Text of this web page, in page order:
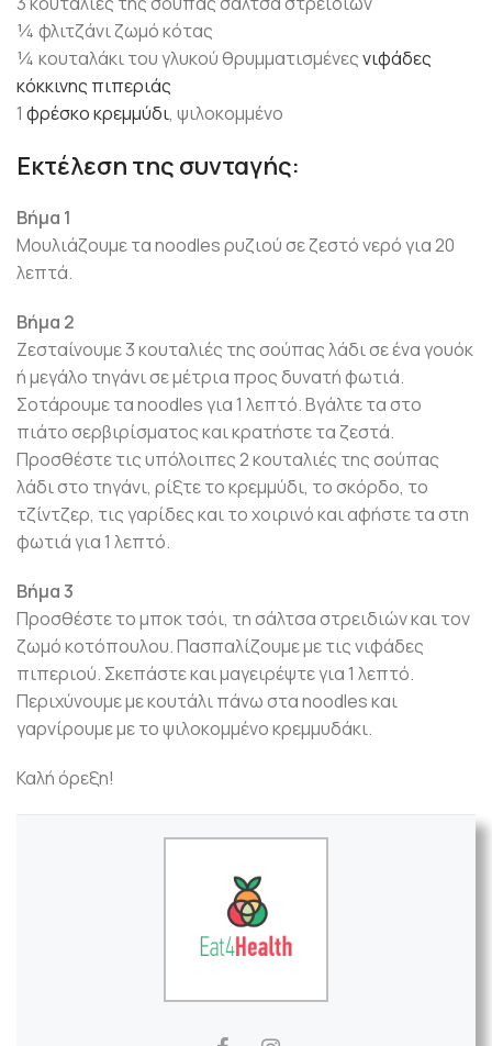
¼ φλιτζάνι ζωμό κότας
¼ κουταλάκι του γλυκού θρυμματισμένεςνιφάδες
κόκκινης πιπεριάς
1 φρέσκο κρεμμύδι, ψιλοκομμένο
Εκτέλεση της συνταγής:
Βήμα 1
Μουλιάζουμε τα noodles ρυζιού σε ζεστό νερό για 20
λεπτά.
Βήμα 2
Ζεσταίνουμε 3 κουταλιές της σούπας λάδι σε ένα γουόκ
ή μεγάλο τηγάνι σε μέτρια προς δυνατή φωτιά.
Σοτάρουμε τα noodles για 1 λεπτό. Βγάλτε τα στο
πιάτο σερβιρίσματος και κρατήστε τα ζεστά.
Προσθέστε τις υπόλοιπες 2 κουταλιές της σούπας
λάδι στο τηγάνι, ρίξτε το κρεμμύδι, το σκόρδο, το
τζίντζερ, τις γαρίδες και το χοιρινό και αφήστε τα στη
φωτιά για 1 λεπτό.
Βήμα 3
Προσθέστε το μποκ τσόι, τη σάλτσα στρειδιών και τον
ζωμό κοτόπουλου. Πασπαλίζουμε με τις νιφάδες
πιπεριού. Σκεπάστε και μαγειρέψτε για 1 λεπτό.
Περιχύνουμε με κουτάλι πάνω στα noodles και
γαρνίρουμε με το ψιλοκομμένο κρεμμυδάκι.
Καλή όρεξη!